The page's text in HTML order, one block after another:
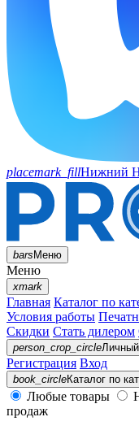
placemark_fillНижний
barsМеню
Меню
xmark
Главная Каталог по
Условия работы
Скидки Стать дилером
person_crop_circle
Регистрация Вход
book_circleКаталог по
Любые товары
продаж